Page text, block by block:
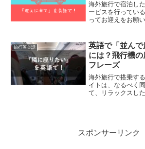
海外旅行で宿泊し
ービスを行ってい
ってお迎えをお願
らない…そんなこ
英語で「車のお迎
を学んでおきます
旅行英会話
英語で「並んで
には？飛行機
フレーズ
海外旅行で搭乗す
イトは、なるべく
て、リラックスし
ンターで、並び席
スポンサーリンク